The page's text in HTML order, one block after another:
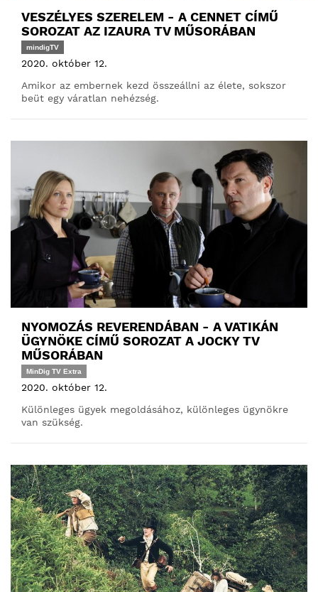
VESZÉLYES SZERELEM - A CENNET CÍMŰ
SOROZAT AZ IZAURA TV MŰSORÁBAN
mindigTV
2020. október 12.
Amikor az embernek kezd összeállni az élete, sokszor
beüt egy váratlan nehézség.
NYOMOZÁS REVERENDÁBAN - A VATIKÁN
ÜGYNÖKE CÍMŰ SOROZAT A JOCKY TV
MŰSORÁBAN
MinDig TV Extra
2020. október 12.
Különleges ügyek megoldásához, különleges ügynökre
van szükség.